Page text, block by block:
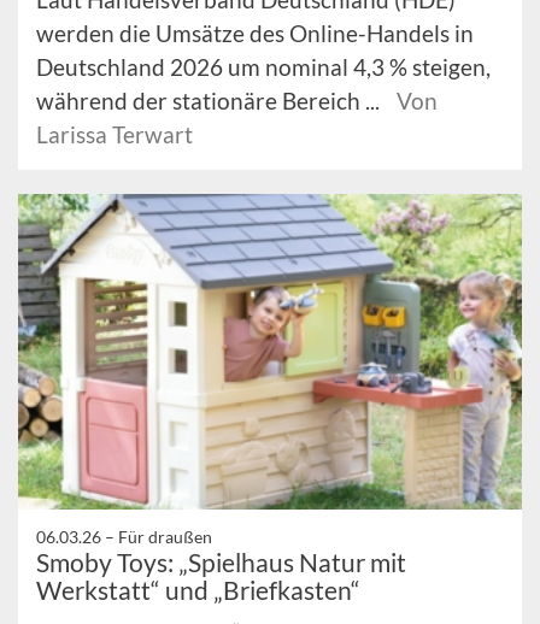
werden die Umsätze des Online-Handels in
Deutschland 2026 um nominal 4,3 % steigen,
während der stationäre Bereich ...
Von
Larissa Terwart
06.03.26 – Für draußen
Smoby Toys: „Spielhaus Natur mit
Werkstatt“ und „Briefkasten“